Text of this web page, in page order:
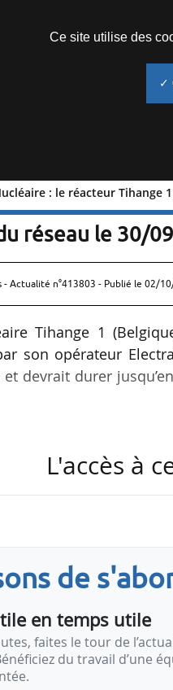
: le réacteur Tihange
: le
réseau le 30/
- Actualité n°413803 - Publié le 02/
Tihange 1
son opérateur
devrait durer
2022),
de Doel 2,
été prolongée
annoncé la finalisation
L'accès à
de
en temps utile
faites le tour de
du travail d’une
Ce site utilise des
✓